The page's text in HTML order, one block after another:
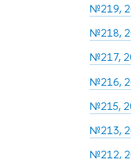
№219,
№218,
№217,
№216,
№215,
№213,
№212,